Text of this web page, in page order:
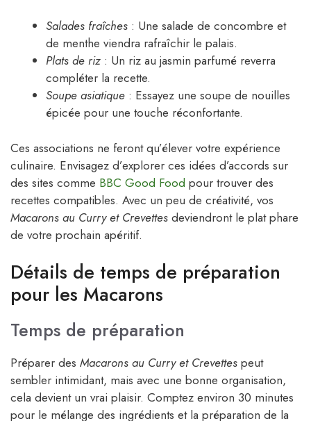
Salades fraîches : Une salade de concombre et
de menthe viendra rafraîchir le palais.
Plats de riz : Un riz au jasmin parfumé reverra
compléter la recette.
Soupe asiatique : Essayez une soupe de nouilles
épicée pour une touche réconfortante.
Ces associations ne feront qu’élever votre expérience
culinaire. Envisagez d’explorer ces idées d’accords sur
des sites comme BBC Good Food pour trouver des
recettes compatibles. Avec un peu de créativité, vos
Macarons au Curry et Crevettes deviendront le plat phare
de votre prochain apéritif.
Détails de temps de préparation
pour les Macarons
Temps de préparation
Préparer des Macarons au Curry et Crevettes peut
sembler intimidant, mais avec une bonne organisation,
cela devient un vrai plaisir. Comptez environ 30 minutes
pour le mélange des ingrédients et la préparation de la